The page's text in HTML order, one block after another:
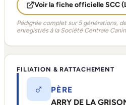
Voir la fiche officielle SCC
Pédigrée complet sur 5 générations,
enregistrés à la Société Centrale
FILIATION & RATTACHEMENT
♂
PÈRE
ARRY DE LA